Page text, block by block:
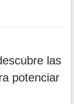
las
potenciar